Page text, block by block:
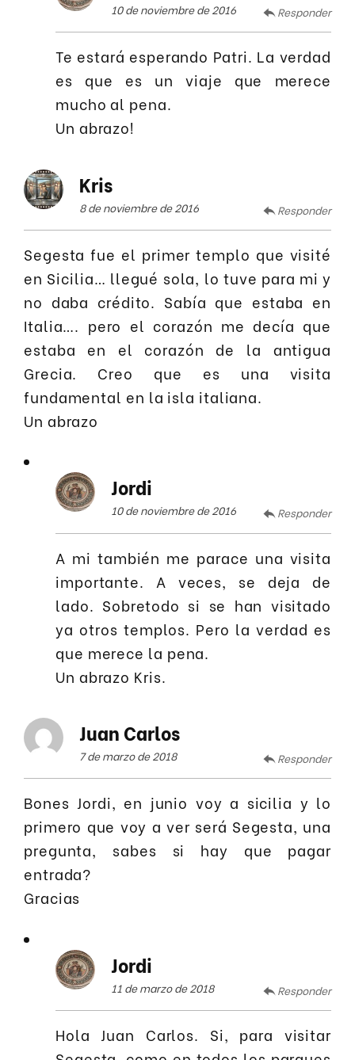
10 de noviembre de 2016 Responder
Te estará esperando Patri. La verdad
es que es un viaje que merece
mucho al pena.
Un abrazo!
Kris
8 de noviembre de 2016 Responder
Segesta fue el primer templo que visité
en Sicilia… llegué sola, lo tuve para mi y
no daba crédito. Sabía que estaba en
Italia…. pero el corazón me decía que
estaba en el corazón de la antigua
Grecia. Creo que es una visita
fundamental en la isla italiana.
Un abrazo
Jordi
10 de noviembre de 2016 Responder
A mi también me parace una visita
importante. A veces, se deja de
lado. Sobretodo si se han visitado
ya otros templos. Pero la verdad es
que merece la pena.
Un abrazo Kris.
Juan Carlos
7 de marzo de 2018 Responder
Bones Jordi, en junio voy a sicilia y lo
primero que voy a ver será Segesta, una
pregunta, sabes si hay que pagar
entrada?
Gracias
Jordi
11 de marzo de 2018 Responder
Hola Juan Carlos. Si, para visitar